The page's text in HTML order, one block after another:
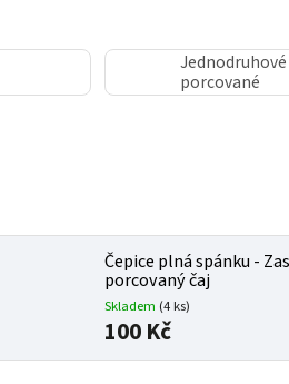
porcované
Čepice plná spánku -
porcovaný čaj
Skladem (4 ks)
100 Kč